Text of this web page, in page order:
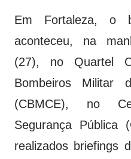
Em Fortaleza, o
aconteceu, na
(27), no Quartel
Bombeiros Militar
(CBMCE), no
Segurança Pública
realizados briefings